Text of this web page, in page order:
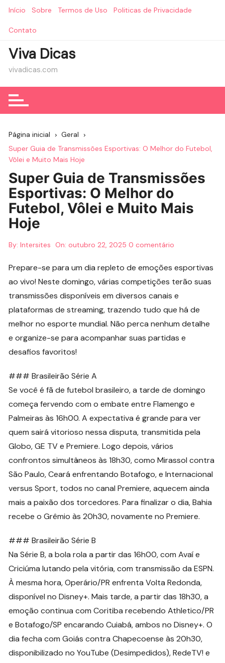
Início Sobre Termos de Uso Politicas de Privacidade
Contato
Viva Dicas
vivadicas.com
Página inicial
Geral
Super Guia de Transmissões Esportivas: O Melhor do Futebol,
Vôlei e Muito Mais Hoje
Super Guia de Transmissões
Esportivas: O Melhor do
Futebol, Vôlei e Muito Mais
Hoje
By: Intersites On:outubro 22, 2025 0 comentário
Prepare-se para um dia repleto de emoções esportivas
ao vivo! Neste domingo, várias competições terão suas
transmissões disponíveis em diversos canais e
plataformas de streaming, trazendo tudo que há de
melhor no esporte mundial. Não perca nenhum detalhe
e organize-se para acompanhar suas partidas e
desafios favoritos!
### Brasileirão Série A
Se você é fã de futebol brasileiro, a tarde de domingo
começa fervendo com o embate entre Flamengo e
Palmeiras às 16h00. A expectativa é grande para ver
quem sairá vitorioso nessa disputa, transmitida pela
Globo, GE TV e Premiere. Logo depois, vários
confrontos simultâneos às 18h30, como Mirassol contra
São Paulo, Ceará enfrentando Botafogo, e Internacional
versus Sport, todos no canal Premiere, aquecem ainda
mais a paixão dos torcedores. Para finalizar o dia, Bahia
recebe o Grêmio às 20h30, novamente no Premiere.
### Brasileirão Série B
Na Série B, a bola rola a partir das 16h00, com Avaí e
Criciúma lutando pela vitória, com transmissão da ESPN.
À mesma hora, Operário/PR enfrenta Volta Redonda,
disponível no Disney+. Mais tarde, a partir das 18h30, a
emoção continua com Coritiba recebendo Athletico/PR
e Botafogo/SP encarando Cuiabá, ambos no Disney+. O
dia fecha com Goiás contra Chapecoense às 20h30,
disponibilizado no YouTube (Desimpedidos), RedeTV! e